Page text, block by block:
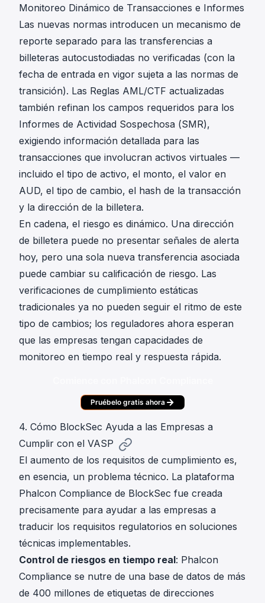
Monitoreo Dinámico de Transacciones e Informes
Las nuevas normas introducen un mecanismo de
reporte separado para las transferencias a
billeteras autocustodiadas no verificadas (con la
fecha de entrada en vigor sujeta a las normas de
transición). Las Reglas AML/CTF actualizadas
también refinan los campos requeridos para los
Informes de Actividad Sospechosa (SMR),
exigiendo información detallada para las
transacciones que involucran activos virtuales —
incluido el tipo de activo, el monto, el valor en
AUD, el tipo de cambio, el hash de la transacción
y la dirección de la billetera.
En cadena, el riesgo es dinámico. Una dirección
de billetera puede no presentar señales de alerta
hoy, pero una sola nueva transferencia asociada
puede cambiar su calificación de riesgo. Las
verificaciones de cumplimiento estáticas
tradicionales ya no pueden seguir el ritmo de este
tipo de cambios; los reguladores ahora esperan
que las empresas tengan capacidades de
monitoreo en tiempo real y respuesta rápida.
Pruébelo gratis ahora
4. Cómo BlockSec Ayuda a las Empresas a
Cumplir con el VASP
El aumento de los requisitos de cumplimiento es,
en esencia, un problema técnico. La plataforma
Phalcon Compliance de BlockSec fue creada
precisamente para ayudar a las empresas a
traducir los requisitos regulatorios en soluciones
técnicas implementables.
Control de riesgos en tiempo real: Phalcon
Compliance se nutre de una base de datos de más
de 400 millones de etiquetas de direcciones